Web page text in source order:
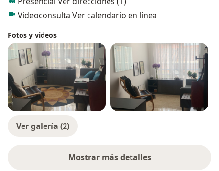
Videoconsulta Ver calendario en línea
Fotos y videos
Ver galería (2)
Mostrar más detalles
sobre la experiencia